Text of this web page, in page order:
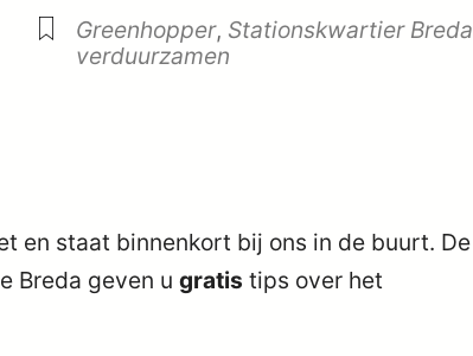
iCalendar
Greenhopper, Stationskwartier Breda
verduurzamen
en staat binnenkort bij ons in de buurt. De
Breda geven u gratis tips over het